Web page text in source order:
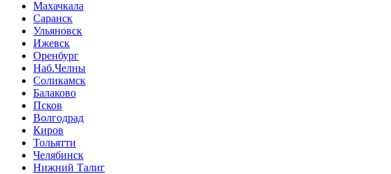
Махачкала
Саранск
Ульяновск
Ижевск
Оренбург
Наб.Челны
Соликамск
Балаково
Псков
Волгодрад
Киров
Тольятти
Челябинск
Нижний Талиг